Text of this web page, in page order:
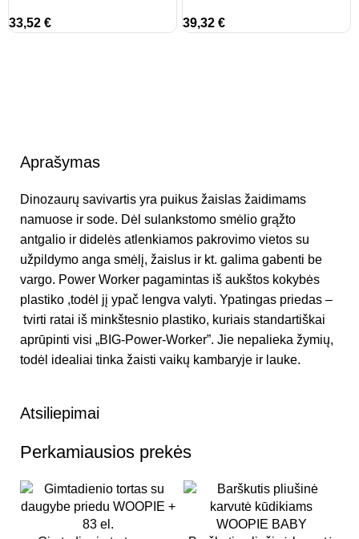
33,52€ 39,32 €
Aprašymas
Dinozaurų savivartis yra puikus žaislas žaidimams
namuose ir sode. Dėl sulankstomo smėlio grąžto
antgalio ir didelės atlenkiamos pakrovimo vietos su
užpildymo anga smėlį, žaislus ir kt. galima gabenti be
vargo. Power Worker pagamintas iš aukštos kokybės
plastiko ,todėl jį ypač lengva valyti. Ypatingas priedas –
tvirti ratai iš minkštesnio plastiko, kuriais standartiškai
aprūpinti visi „BIG-Power-Worker”. Jie nepalieka žymių,
todėl idealiai tinka žaisti vaikų kambaryje ir lauke.
Atsiliepimai
Perkamiausios prekės